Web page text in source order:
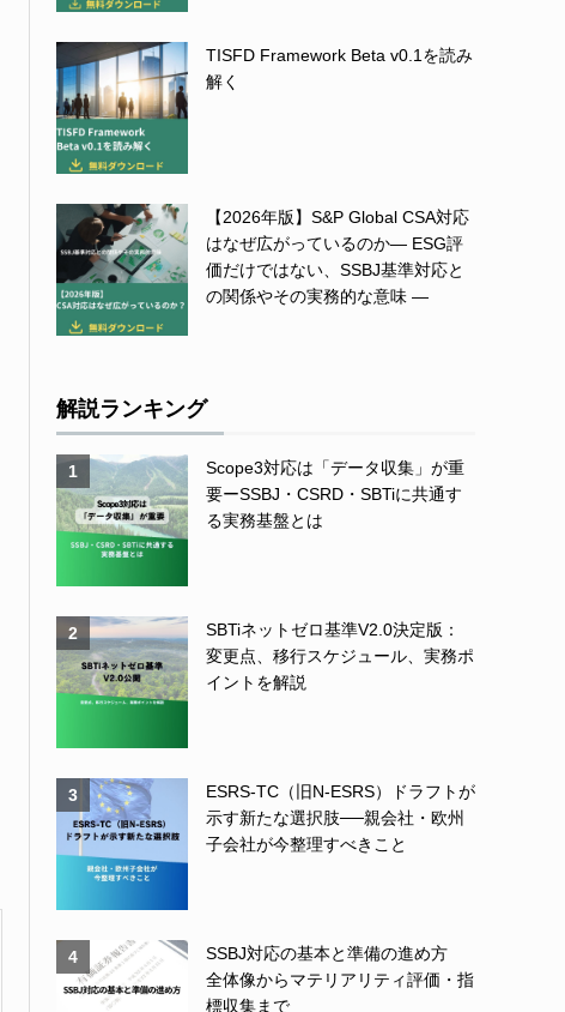
TISFD Framework Beta v0.1を読み
解く
【2026年版】S&P Global CSA対応
はなぜ広がっているのか― ESG評
価だけではない、SSBJ基準対応と
の関係やその実務的な意味 ―
解説ランキング
1
Scope3対応は「データ収集」が重
要ーSSBJ・CSRD・SBTiに共通す
る実務基盤とは
2
SBTiネットゼロ基準V2.0決定版：
変更点、移行スケジュール、実務ポ
イントを解説
3
ESRS-TC（旧N-ESRS）ドラフトが
示す新たな選択肢──親会社・欧州
子会社が今整理すべきこと
4
SSBJ対応の基本と準備の進め方
全体像からマテリアリティ評価・指
標収集まで